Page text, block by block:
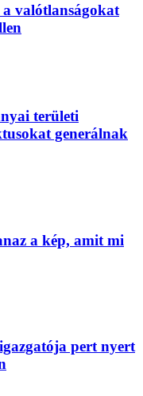
valótlanságokat
területi
generálnak
a kép, amit mi
pert nyert